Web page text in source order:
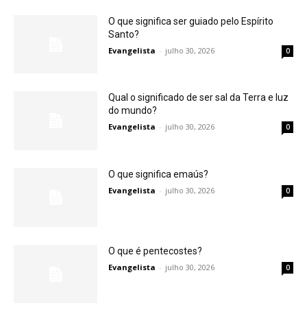
O que significa ser guiado pelo Espírito
Santo?
Evangelista - julho 30, 2026 0
Qual o significado de ser sal da Terra e luz
do mundo?
Evangelista - julho 30, 2026 0
O que significa emaús?
Evangelista - julho 30, 2026 0
O que é pentecostes?
Evangelista - julho 30, 2026 0